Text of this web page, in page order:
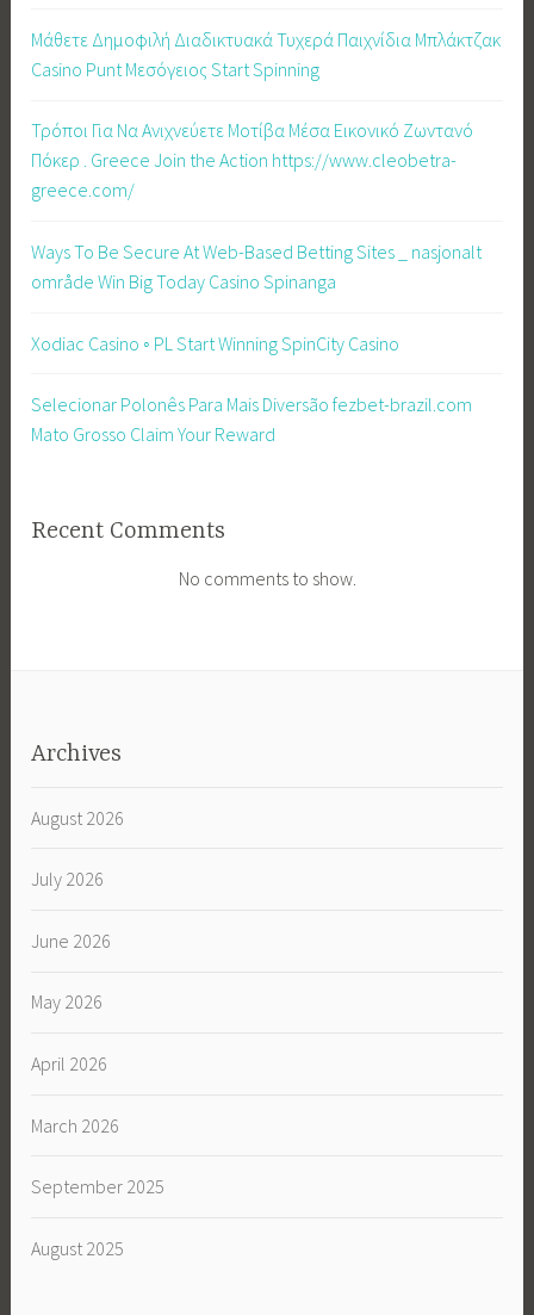
Μάθετε Δημοφιλή Διαδικτυακά Τυχερά Παιχνίδια Μπλάκτζακ
Casino Punt Μεσόγειος Start Spinning
Τρόποι Για Να Ανιχνεύετε Μοτίβα Μέσα Εικονικό Ζωντανό
Πόκερ . Greece Join the Action https://www.cleobetra-
greece.com/
Ways To Be Secure At Web-Based Betting Sites _ nasjonalt
område Win Big Today Casino Spinanga
Xodiac Casino ◦ PL Start Winning SpinCity Casino
Selecionar Polonês Para Mais Diversão fezbet-brazil.com
Mato Grosso Claim Your Reward
Recent Comments
No comments to show.
Archives
August 2026
July 2026
June 2026
May 2026
April 2026
March 2026
September 2025
August 2025